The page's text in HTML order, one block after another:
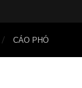
CÁO PHÓ